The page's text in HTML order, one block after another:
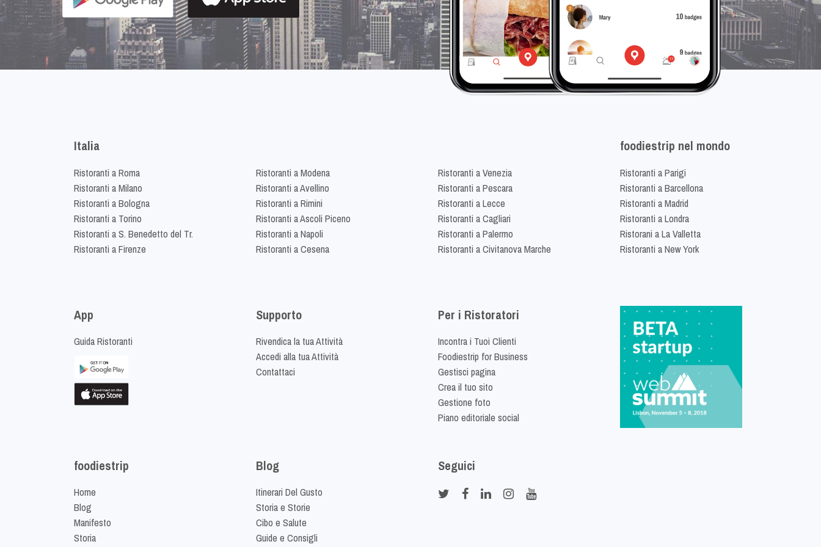
Italia
Ristoranti a Roma
Ristoranti a Milano
Ristoranti a Bologna
Ristoranti a Torino
Ristoranti a S. Benedetto del Tr.
Ristoranti a Firenze
Ristoranti a Modena
Ristoranti a Avellino
Ristoranti a Rimini
Ristoranti a Ascoli Piceno
Ristoranti a Napoli
Ristoranti a Cesena
Ristoranti a Venezia
Ristoranti a Pescara
Ristoranti a Lecce
Ristoranti a Cagliari
Ristoranti a Palermo
Ristoranti a Civitanova Marche
foodiestrip nel mondo
Ristoranti a Parigi
Ristoranti a Barcellona
Ristoranti a Madrid
Ristoranti a Londra
Ristorani a La Valletta
Ristoranti a New York
App
Guida Ristoranti
Supporto
Rivendica la tua Attività
Accedi alla tua Attività
Contattaci
Per i Ristoratori
Incontra i Tuoi Clienti
Foodiestrip for Business
Gestisci pagina
Crea il tuo sito
Gestione foto
Piano editoriale social
foodiestrip
Home
Blog
Manifesto
Storia
Blog
Itinerari Del Gusto
Storia e Storie
Cibo e Salute
Guide e Consigli
Seguici